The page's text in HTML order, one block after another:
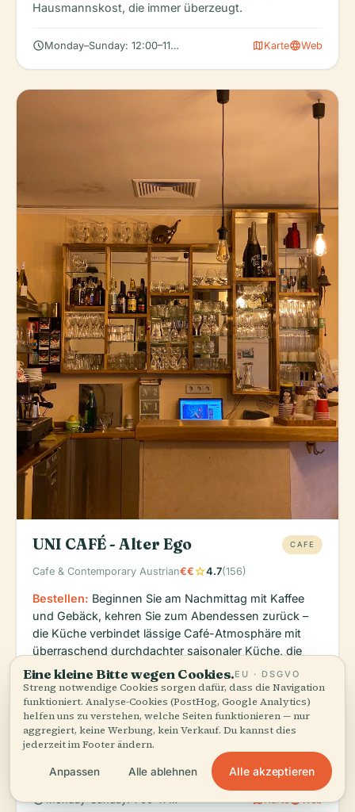
Hausmannskost, die immer überzeugt.
scheduleMonday–Sunday: 12:00–11:00 PM mapKartelanguageWeb
UNI CAFÉ - Alter Ego CAFE
Cafe & Contemporary Austrian€€star4.7(156)
Bestellen: Beginnen Sie am Nachmittag mit Kaffee
und Gebäck, kehren Sie zum Abendessen zurück –
die Küche verbindet lässige Café-Atmosphäre mit
überraschend durchdachter saisonaler Küche, die
sich mit dem Marktangebot ändert.
Nur wenige Schritte von der Karlskirche entfernt, ist
dies Ihre beste Wahl für das typische Wiener Café-
Erlebnis ohne Touristenaufschlag. Die 4,7-Bewertung
spiegelt einen Ort wider, der sowohl Tradition als
scheduleMonday–Sunday: 1:00–11:00 PM mapKartelanguageWeb
Eine kleine Bitte wegen Cookies.EU · DSGVO
Streng notwendige Cookies sorgen dafür, dass die Navigation
funktioniert. Analyse-Cookies (PostHog, Google Analytics)
helfen uns zu verstehen, welche Seiten funktionieren — nur
aggregiert, keine Werbung, kein Verkauf. Du kannst dies
jederzeit im Footer ändern.
Anpassen Alle ablehnen Alle akzeptieren